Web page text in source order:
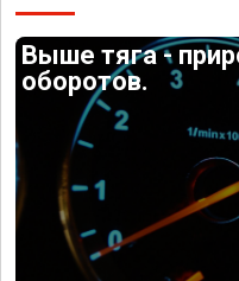
Выше тяга -
оборотов.